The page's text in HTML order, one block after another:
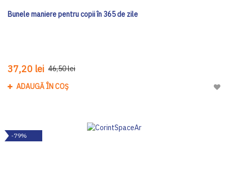
Bunele maniere pentru copii în 365 de zile
37,20 lei 46,50 lei
ADAUGĂ ÎN COȘ
-79%